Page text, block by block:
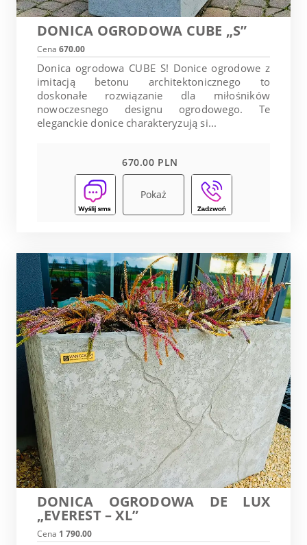
DONICA OGRODOWA CUBE „S”
Cena 670.00
Donica ogrodowa CUBE S! Donice ogrodowe z
imitacją betonu architektonicznego to
doskonałe rozwiązanie dla miłośników
nowoczesnego designu ogrodowego. Te
eleganckie donice charakteryzują si...
670.00 PLN
Pokaż
DONICA OGRODOWA DE LUX
„EVEREST – XL”
Cena 1 790.00